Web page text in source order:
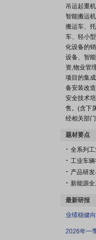
吊运起重
智能搬运
搬运车、
车、轻小
化设备的
设备、智
资,物业管
项目的集
备安装改
安全技术
售。(含下
经相关部
题材要点
. 全系列
. 工业车辆
. 产品研
. 新能源
最新研报
业绩稳健